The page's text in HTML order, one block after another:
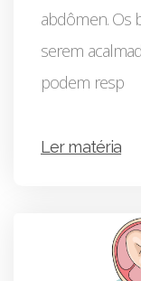
abdômen. Os
serem
podem resp
Ler matéria